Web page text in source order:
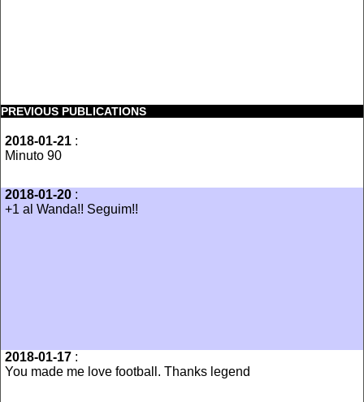
PREVIOUS PUBLICATIONS
2018-01-21 :
Minuto 90
2018-01-20 :
‪+1 al Wanda!! Seguim!!
2018-01-17 :
‪You made me love football. Thanks legend